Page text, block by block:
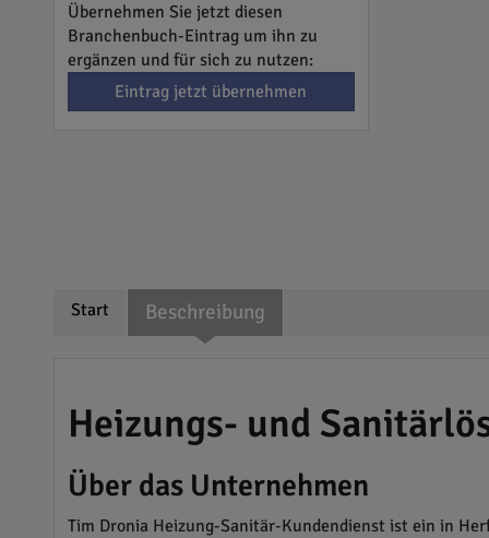
Übernehmen Sie jetzt diesen
Branchenbuch-Eintrag um ihn zu
ergänzen und für sich zu nutzen:
Eintrag jetzt übernehmen
Start Beschreibung
Heizungs- und
Über das Unternehmen
Tim Dronia Heizung-Sanitär-Kundendienst ist ein in